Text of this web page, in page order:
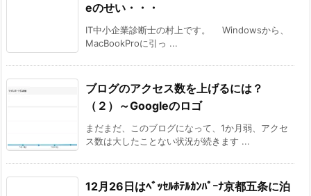
eのせい・・・
IT中小企業診断士の村上です。 Windowsから、
MacBookProに引っ ...
ブログのアクセス数を上げるには？
（２）～Googleのロゴ
まだまだ、このブログになって、1か月弱、アクセ
ス数は大したことない状況が続きます ...
12月26日はﾍﾞｯｾﾙﾎﾃﾙｶﾝﾊﾟｰﾅ京都五条に泊